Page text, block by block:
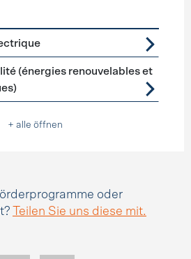
Studien
(énergies renouvelables et
+ alle öffnen
oder
Teilen Sie uns diese mit.